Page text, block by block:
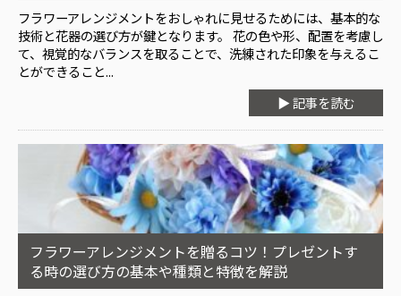
フラワーアレンジメントをおしゃれに見せるためには、基本的な
技術と花器の選び方が鍵となります。 花の色や形、配置を考慮し
て、視覚的なバランスを取ることで、洗練された印象を与えるこ
とができること...
▶ 記事を読む
フラワーアレンジメントを贈るコツ！プレゼントす
る時の選び方の基本や種類と特徴を解説